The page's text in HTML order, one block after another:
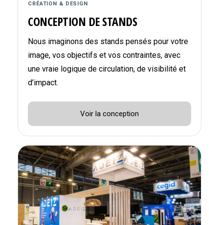
CRÉATION & DESIGN
CONCEPTION DE STANDS
Nous imaginons des stands pensés pour votre
image, vos objectifs et vos contraintes, avec
une vraie logique de circulation, de visibilité et
d’impact.
Voir la conception